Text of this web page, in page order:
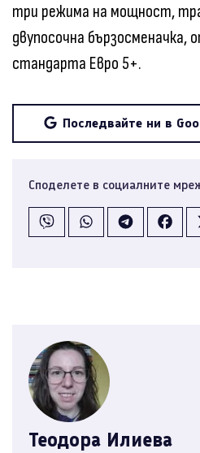
три режима на мощност,
двупосочна бързосменачка,
стандарта Евро 5+.
Последвайте ни в
Споделете в социалните
Теодора Илиева